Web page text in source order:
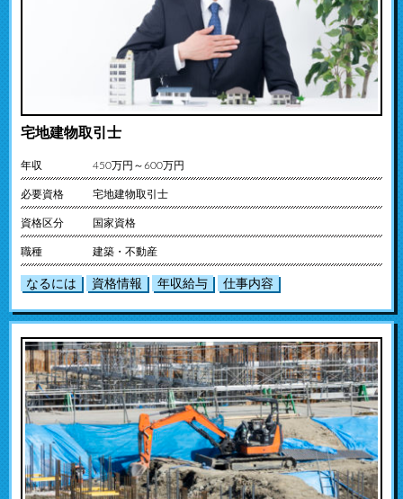
宅地建物取引士
年収 450万円～600万円
必要資格 宅地建物取引士
資格区分 国家資格
職種 建築・不動産
なるには 資格情報 年収給与 仕事内容